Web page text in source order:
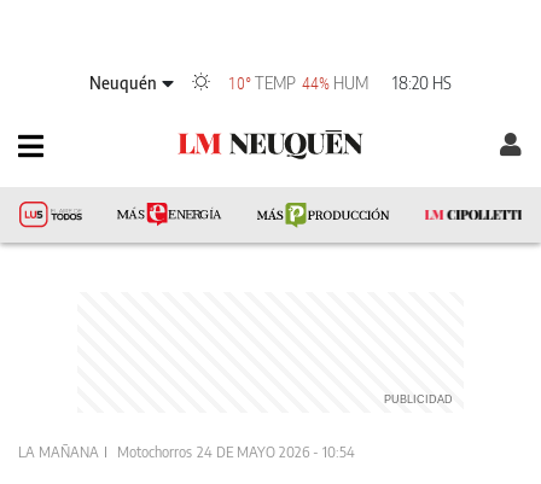
Neuquén 10°TEMP 44% HUM 18:20 HS
LA MAÑANA Motochorros 24 DE MAYO 2026 - 10:54